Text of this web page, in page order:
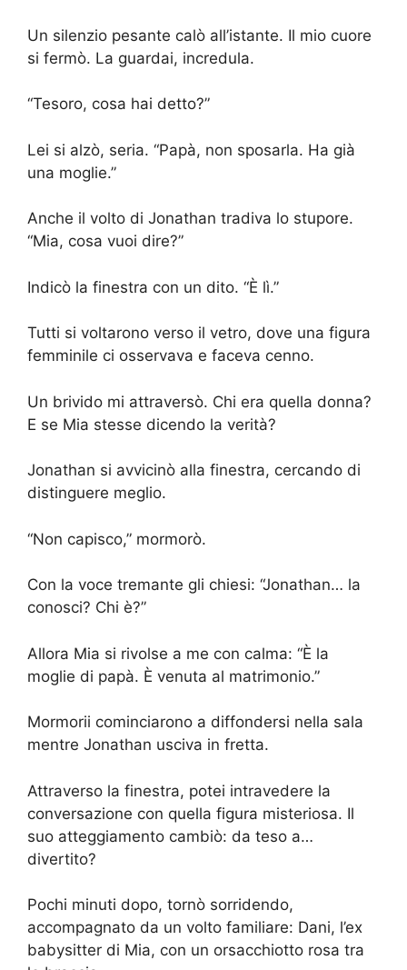
Un silenzio pesante calò all’istante. Il mio cuore
si fermò. La guardai, incredula.
“Tesoro, cosa hai detto?”
Lei si alzò, seria. “Papà, non sposarla. Ha già
una moglie.”
Anche il volto di Jonathan tradiva lo stupore.
“Mia, cosa vuoi dire?”
Indicò la finestra con un dito. “È lì.”
Tutti si voltarono verso il vetro, dove una figura
femminile ci osservava e faceva cenno.
Un brivido mi attraversò. Chi era quella donna?
E se Mia stesse dicendo la verità?
Jonathan si avvicinò alla finestra, cercando di
distinguere meglio.
“Non capisco,” mormorò.
Con la voce tremante gli chiesi: “Jonathan… la
conosci? Chi è?”
Allora Mia si rivolse a me con calma: “È la
moglie di papà. È venuta al matrimonio.”
Mormorii cominciarono a diffondersi nella sala
mentre Jonathan usciva in fretta.
Attraverso la finestra, potei intravedere la
conversazione con quella figura misteriosa. Il
suo atteggiamento cambiò: da teso a…
divertito?
Pochi minuti dopo, tornò sorridendo,
accompagnato da un volto familiare: Dani, l’ex
babysitter di Mia, con un orsacchiotto rosa tra